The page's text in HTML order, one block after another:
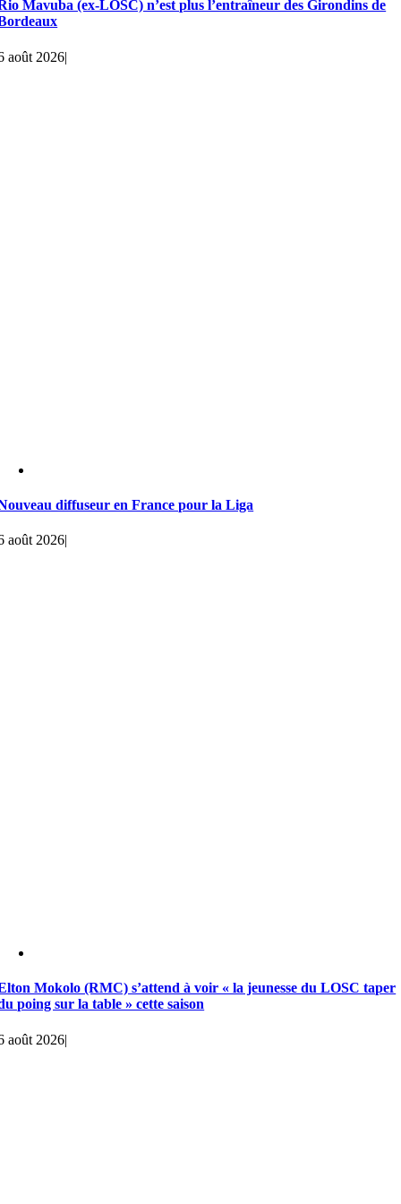
Mavuba (ex-LOSC) n’est plus l’entraîneur des Girondins de
août 2026|
diffuseur en France pour la Liga
août 2026|
Mokolo (RMC) s’attend à voir « la jeunesse du LOSC taper
poing sur la table » cette saison
août 2026|